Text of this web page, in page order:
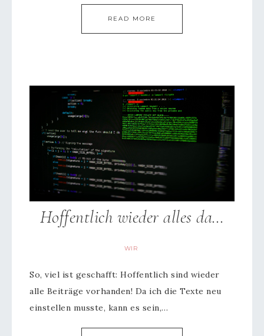
READ MORE
Hoffentlich wieder alles da…
WIR
So, viel ist geschafft: Hoffentlich sind wieder
alle Beiträge vorhanden! Da ich die Texte neu
einstellen musste, kann es sein,…